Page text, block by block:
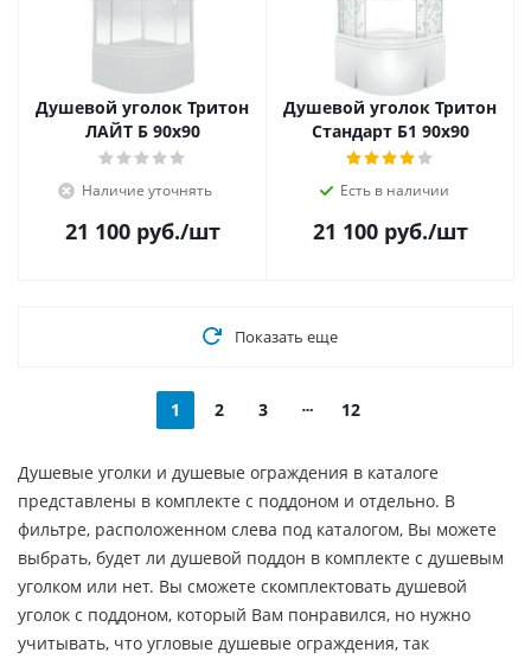
Душевой уголок Тритон
ЛАЙТ Б 90x90
Наличие уточнять
21 100руб./шт
Душевой уголок Тритон
Стандарт Б1 90x90
Есть в наличии
21 100руб./шт
Показать еще
1 2 3 12
Душевые уголки и душевые ограждения в каталоге
представлены в комплекте с поддоном и отдельно. В
фильтре, расположенном слева под каталогом, Вы можете
выбрать, будет ли душевой поддон в комплекте с душевым
уголком или нет. Вы сможете скомплектовать душевой
уголок с поддоном, который Вам понравился, но нужно
учитывать, что угловые душевые ограждения, так